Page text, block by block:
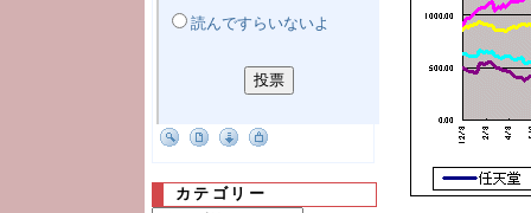
読んですらいないよ
カテゴリー